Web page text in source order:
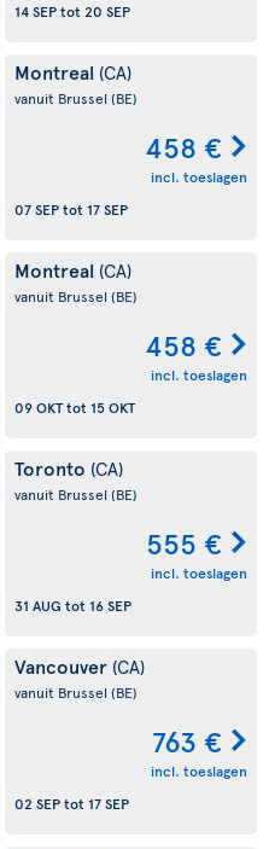
14 SEPtot 20 SEP
Montreal (CA)
vanuit Brussel (BE)
458 €
incl. toeslagen
07 SEPtot 17 SEP
Montreal (CA)
vanuit Brussel (BE)
458 €
incl. toeslagen
09 OKTtot 15 OKT
Toronto (CA)
vanuit Brussel (BE)
555 €
incl. toeslagen
31 AUG tot 16 SEP
Vancouver (CA)
vanuit Brussel (BE)
763 €
incl. toeslagen
02 SEPtot 17 SEP